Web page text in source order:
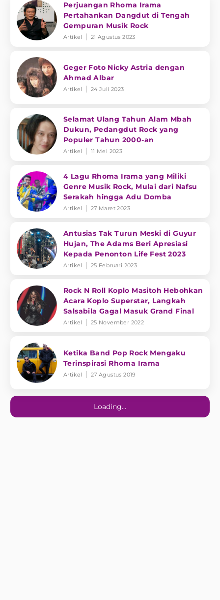
Perjuangan Rhoma Irama
Pertahankan Dangdut di Tengah
Gempuran Musik Rock
Artikel 21 Agustus 2023
Geger Foto Nicky Astria dengan
Ahmad Albar
Artikel 24 Juli 2023
Selamat Ulang Tahun Alam Mbah
Dukun, Pedangdut Rock yang
Populer Tahun 2000-an
Artikel 11 Mei 2023
4 Lagu Rhoma Irama yang Miliki
Genre Musik Rock, Mulai dari Nafsu
Serakah hingga Adu Domba
Artikel 27 Maret 2023
Antusias Tak Turun Meski di Guyur
Hujan, The Adams Beri Apresiasi
Kepada Penonton Life Fest 2023
Artikel 25 Februari 2023
Rock N Roll Koplo Masitoh Hebohkan
Acara Koplo Superstar, Langkah
Salsabila Gagal Masuk Grand Final
Artikel 25 November 2022
Ketika Band Pop Rock Mengaku
Terinspirasi Rhoma Irama
Artikel 27 Agustus 2019
Loading...